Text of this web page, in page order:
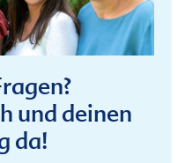
und deinen
da!